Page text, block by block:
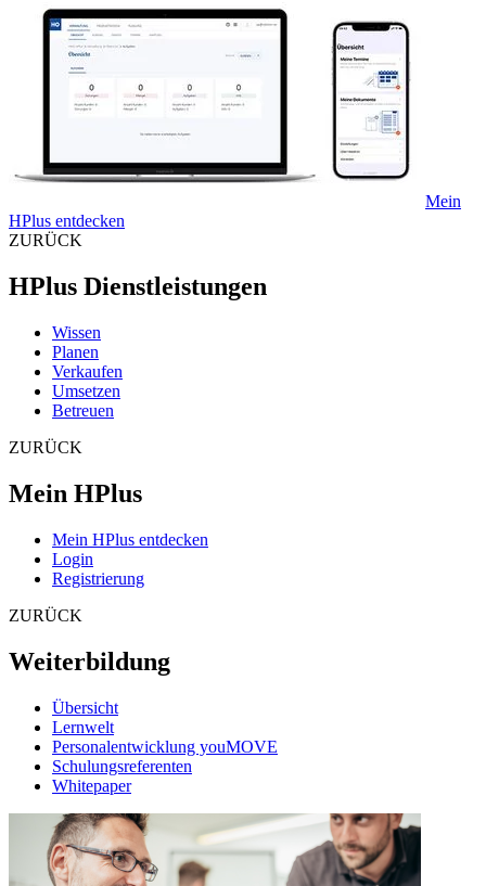
Mein
HPlus entdecken
ZURÜCK
HPlus Dienstleistungen
Wissen
Planen
Verkaufen
Umsetzen
Betreuen
ZURÜCK
Mein HPlus
Mein HPlus entdecken
Login
Registrierung
ZURÜCK
Weiterbildung
Übersicht
Lernwelt
Personalentwicklung youMOVE
Schulungsreferenten
Whitepaper